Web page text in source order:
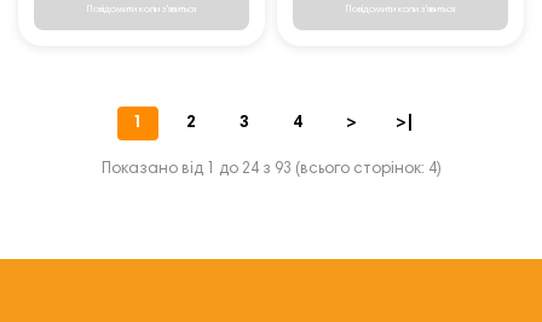
Повідомити коли з'явиться Повідомити коли з'явиться
1 2 3 4 > >|
Показано від 1 до 24 з 93 (всього сторінок: 4)